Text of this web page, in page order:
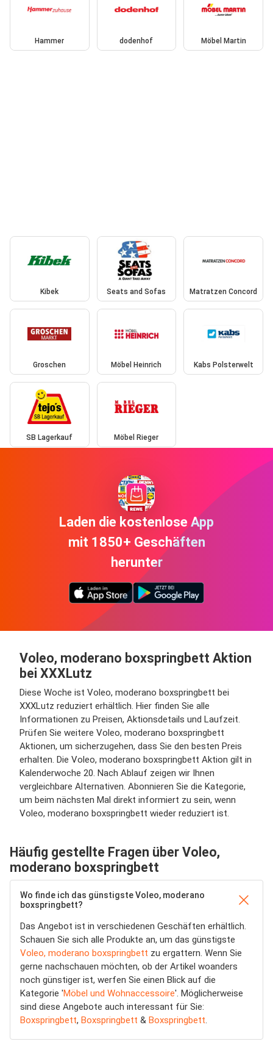
Hammer dodenhof Möbel Martin
Kibek Seats and Sofas Matratzen Concord
Groschen Möbel Heinrich Kabs Polsterwelt
SB Lagerkauf Möbel Rieger
Laden die kostenlose App
mit 1850+ Geschäften
herunter
Voleo, moderano boxspringbett Aktion
bei XXXLutz
Diese Woche ist Voleo, moderano boxspringbett bei
XXXLutz reduziert erhältlich. Hier finden Sie alle
Informationen zu Preisen, Aktionsdetails und Laufzeit.
Prüfen Sie weitere Voleo, moderano boxspringbett
Aktionen, um sicherzugehen, dass Sie den besten Preis
erhalten. Die Voleo, moderano boxspringbett Aktion gilt in
Kalenderwoche 20. Nach Ablauf zeigen wir Ihnen
vergleichbare Alternativen. Abonnieren Sie die Kategorie,
um beim nächsten Mal direkt informiert zu sein, wenn
Voleo, moderano boxspringbett wieder reduziert ist.
Häufig gestellte Fragen über Voleo,
moderano boxspringbett
Wo finde ich das günstigste Voleo, moderano
boxspringbett?
Das Angebot ist in verschiedenen Geschäften erhältlich.
Schauen Sie sich alle Produkte an, um das günstigste
Voleo, moderano boxspringbett zu ergattern. Wenn Sie
gerne nachschauen möchten, ob der Artikel woanders
noch günstiger ist, werfen Sie einen Blick auf die
Kategorie 'Möbel und Wohnaccessoire'. Möglicherweise
sind diese Angebote auch interessant für Sie:
Boxspringbett, Boxspringbett & Boxspringbett.